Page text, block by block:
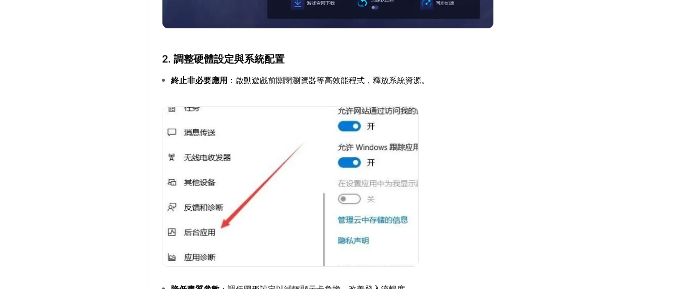
2. 調整硬體設定與系統配置
終止非必要應用 ：啟動遊戲前關閉瀏覽器等高效能程式，釋放系統資源。